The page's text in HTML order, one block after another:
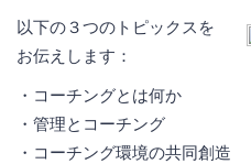
以下の３つのトピックスを
お伝えします：
・コーチングとは何か
・管理とコーチング
・コーチング環境の共同創造